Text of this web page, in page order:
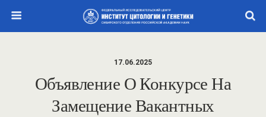
17.06.2025
Объявление О Конкурсе На
Замещение Вакантных